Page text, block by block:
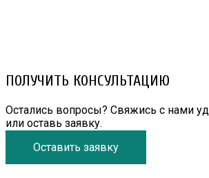
ПОЛУЧИТЬ КОНСУЛЬТАЦИЮ
Остались вопросы? Свяжись с нами
или оставь заявку.
Оставить заявку